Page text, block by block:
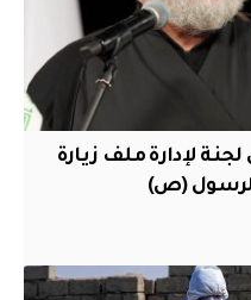
لإدارة ملف زيارة
الرسول (ص)